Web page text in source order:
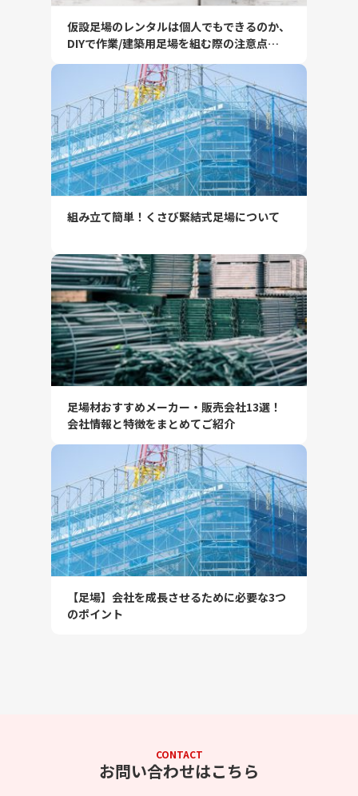
仮設足場のレンタルは個人でもできるのか、
DIYで作業/建築用足場を組む際の注意点…
組み立て簡単！くさび緊結式足場について
足場材おすすめメーカー・販売会社13選！
会社情報と特徴をまとめてご紹介
【足場】会社を成長させるために必要な3つ
のポイント
CONTACT
お問い合わせはこちら